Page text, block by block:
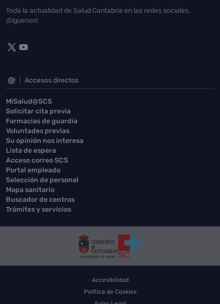
Toda la actualidad de Salud Cantabria en las redes sociales.
¡Síguenos!
Accesos directos
MiSalud@SCS
Solicitar cita previa
Farmacias de guardia
Voluntades previas
Su opinión nos interesa
Lista de espera
Acceso correo SCS
Portal empleado
Selección de personal
Mapa sanitario
Buscador de centros
Trámites y servicios
Accesibilidad
Política de Cookies